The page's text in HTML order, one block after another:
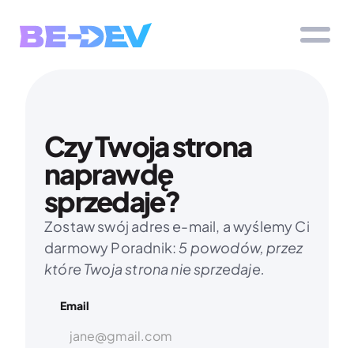
Czy Twoja strona
naprawdę
sprzedaje?
Zostaw swój adres e-mail, a wyślemy Ci
darmowy Poradnik: 5 powodów, przez
które Twoja strona nie sprzedaje.
Email